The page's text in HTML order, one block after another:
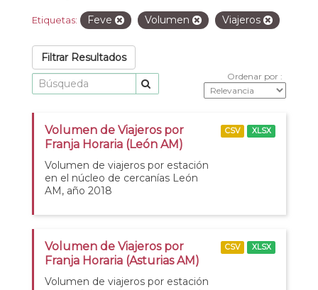
Etiquetas: Feve Volumen Viajeros
Filtrar Resultados
Ordenar por
Volumen de Viajeros por
Franja Horaria (León AM)
Volumen de viajeros por estación
en el núcleo de cercanías León
AM, año 2018
CSV XLSX
Volumen de Viajeros por
Franja Horaria (Asturias AM)
Volumen de viajeros por estación
CSV XLSX